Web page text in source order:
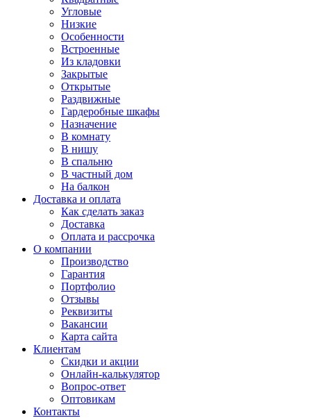
Угловые
Низкие
Особенности
Встроенные
Из кладовки
Закрытые
Открытые
Раздвижные
Гардеробные шкафы
Назначение
В комнату
В нишу
В спальню
В частный дом
На балкон
Доставка и оплата
Как сделать заказ
Доставка
Оплата и рассрочка
О компании
Производство
Гарантия
Портфолио
Отзывы
Реквизиты
Вакансии
Карта сайта
Клиентам
Скидки и акции
Онлайн-калькулятор
Вопрос-ответ
Оптовикам
Контакты